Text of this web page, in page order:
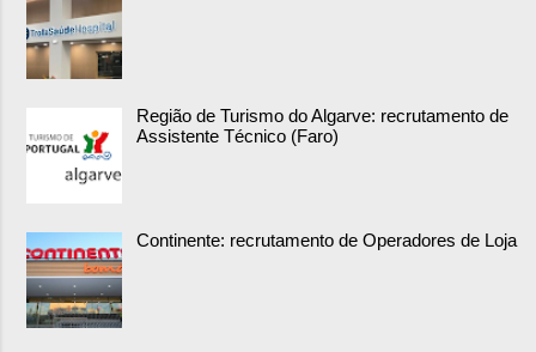
Região de Turismo do Algarve: recrutamento de
Assistente Técnico (Faro)
Continente: recrutamento de Operadores de Loja